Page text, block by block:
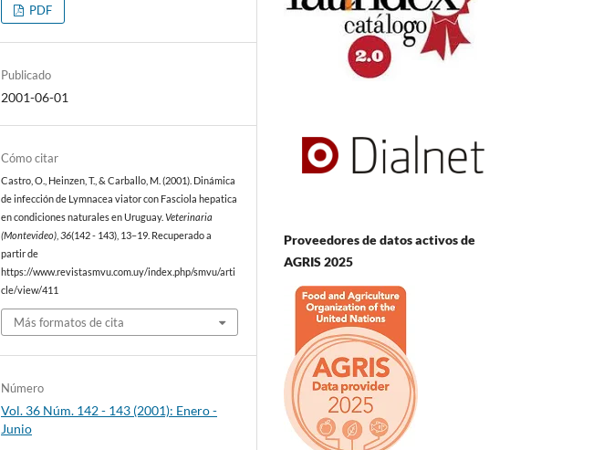
PDF
Publicado
2001-06-01
Cómo citar
Castro, O., Heinzen, T., & Carballo, M. (2001). Dinámica
de infección de Lymnacea viator con Fasciola hepatica
en condiciones naturales en Uruguay.Veterinaria
(Montevideo) ,36(142 - 143), 13–19. Recuperado a
partir de
https://www.revistasmvu.com.uy/index.php/smvu/arti
cle/view/411
Más formatos de cita
Número
Vol. 36 Núm. 142 - 143 (2001): Enero -
Junio
Proveedores de datos activos de
AGRIS 2025